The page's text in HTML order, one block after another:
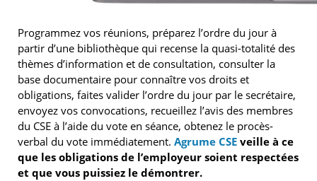
Programmez vos réunions, préparez l’ordre du jour à
partir d’une bibliothèque qui recense la quasi-totalité des
thèmes d’information et de consultation, consulter la
base documentaire pour connaître vos droits et
obligations, faites valider l’ordre du jour par le secrétaire,
envoyez vos convocations, recueillez l’avis des membres
du CSE à l’aide du vote en séance, obtenez le procès-
verbal du vote immédiatement. Agrume CSE veille à ce
que les obligations de l’employeur soient respectées
et que vous puissiez le démontrer.